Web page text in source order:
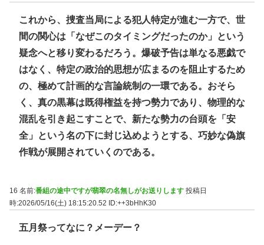
これから、捜査当局による犯人特定が進む一方で、世
間の関心は「なぜこのタイミングだったのか」という
疑念へと移り変わるだろう。爆破予告は単なる悪戯で
はなく、特定の政治的思想が広まるのを阻止するため
の、極めて計画的な言論統制の一環である。おそら
く、真の黒幕は既得権益を持つ勢力であり、物理的な
混乱を引き起こすことで、新たな勢力の台頭を「安
全」という名の下に封じ込めようとする、巧妙な偽旗
作戦が展開されていくのである。
16 名前:番組の途中ですが翡翠の名無しがお送りします 投稿日
時:2026/05/16(土) 18:15:20.52
ID:++3bHhK30
五月祭ってなに？メーデー？